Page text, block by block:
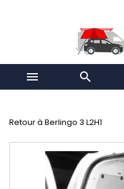
 
Retour à Berlingo 3 L2H1